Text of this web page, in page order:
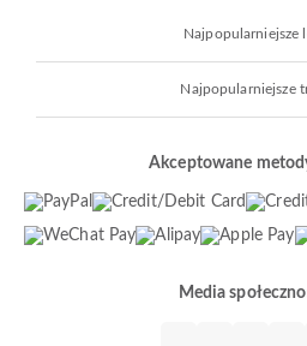
Najpopularniejsze
Najpopularniejsze
Akceptowane
Media